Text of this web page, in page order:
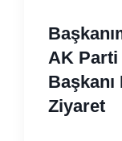
AK
Ziyaret